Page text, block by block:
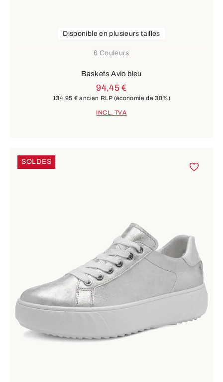
6 Couleurs
Disponible en plusieurs tailles
Baskets Avio bleu
94,45 €
134,95 € ancien RLP (économie de 30%)
INCL. TVA
SOLDES